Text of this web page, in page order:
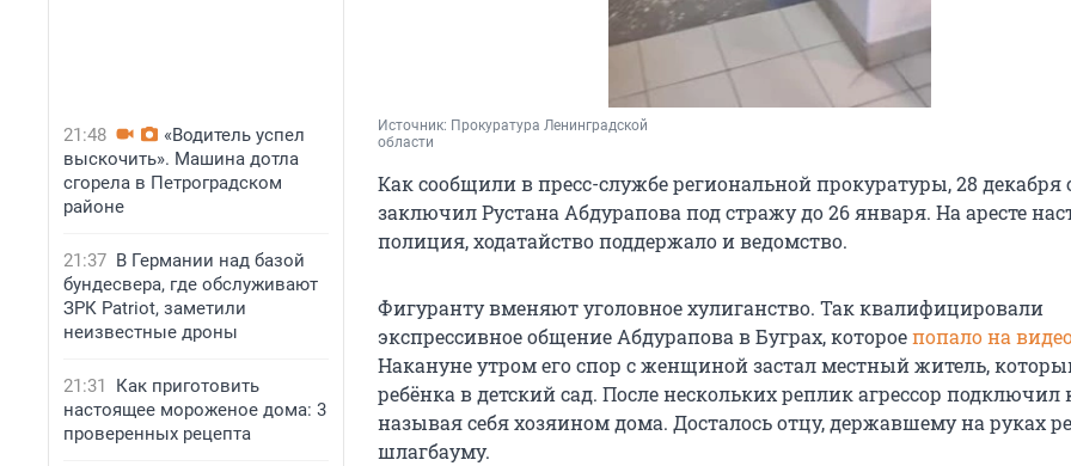
21:48
«Водитель успел
выскочить». Машина дотла
сгорела в Петроградском
районе
21:37 В Германии над базой
бундесвера, где обслуживают
ЗРК Patriot, заметили
неизвестные дроны
21:31
Как приготовить
настоящее мороженое дома: 3
проверенных рецепта
Источник: Прокуратура Ленинградской
области
Как сообщили в пресс-службе региональной прокуратуры, 28 декабря
заключил Рустана Абдурапова под стражу до 26 января. На аресте
полиция, ходатайство поддержало и ведомство.
Фигуранту вменяют уголовное хулиганство. Так квалифицировали
экспрессивное общение Абдурапова в Буграх, котороепопало на
Накануне утром его спор с женщиной застал местный житель,
ребёнка в детский сад. После нескольких реплик агрессор подключил
называя себя хозяином дома. Досталось отцу, державшему на руках
шлагбауму.